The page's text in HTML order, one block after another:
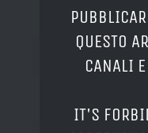
QUESTO
CANALI
IT'S